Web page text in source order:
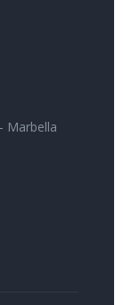
Marbella